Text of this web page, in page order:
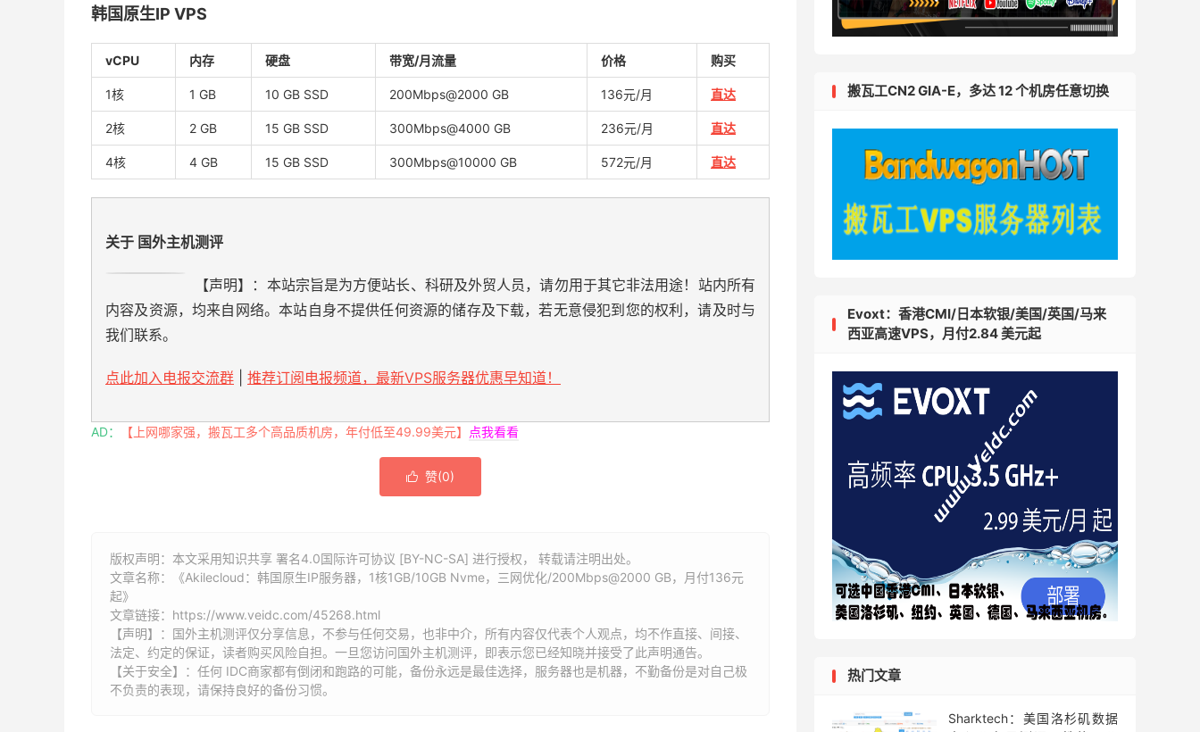
韩国原生IP VPS
vCPU 内存 硬盘 带宽/月流量 价格 购买
1核 1 GB 10 GB SSD 200Mbps@2000 GB 136元/月 直达
2核 2 GB 15 GB SSD 300Mbps@4000 GB 236元/月 直达
4核 4 GB 15 GB SSD 300Mbps@10000 GB 572元/月 直达
关于 国外主机测评
【声明】：本站宗旨是为方便站长、科研及外贸人员，请勿用于其它非法用途！站内所有
内容及资源，均来自网络。本站自身不提供任何资源的储存及下载，若无意侵犯到您的权利，请及时与
我们联系。
点此加入电报交流群 推荐订阅电报频道，最新VPS服务器优惠早知道！
AD： 【上网哪家强，搬瓦工多个高品质机房，年付低至49.99美元】 点我看看
 赞(0)
版权声明：本文采用知识共享 署名4.0国际许可协议 [BY-NC-SA] 进行授权， 转载请注明出处。
文章名称：《Akilecloud：韩国原生IP服务器，1核1GB/10GB Nvme，三网优化/200Mbps@2000 GB，月付136元
起》
文章链接： https://www.veidc.com/45268.html
【声明】：国外主机测评仅分享信息，不参与任何交易，也非中介，所有内容仅代表个人观点，均不作直接、间接、
法定、约定的保证，读者购买风险自担。一旦您访问国外主机测评，即表示您已经知晓并接受了此声明通告。
【关于安全】：任何 IDC商家都有倒闭和跑路的可能，备份永远是最佳选择，服务器也是机器，不勤备份是对自己极
不负责的表现，请保持良好的备份习惯。
搬瓦工CN2 GIA-E，多达 12 个机房任意切换
Evoxt：香港CMI/日本软银/美国/英国/马来
西亚高速VPS，月付2.84 美元起
热门文章
Sharktech：美国洛杉矶数据